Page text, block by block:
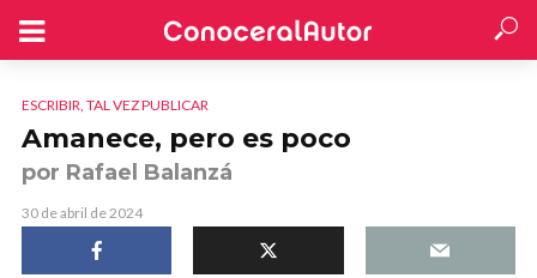
ESCRIBIR, TAL VEZ PUBLICAR
Amanece, pero es poco
por Rafael Balanzá
30 de abril de 2024